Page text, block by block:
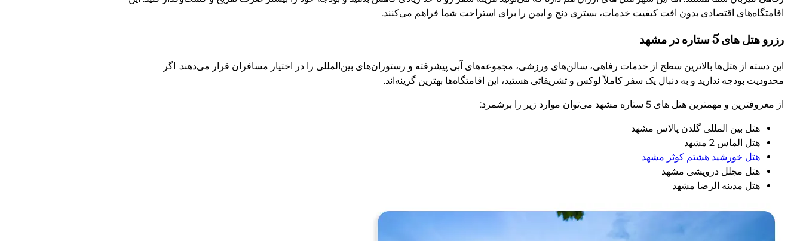
اقامتگاه‌های اقتصادی بدون افت کیفیت خدمات، بستری دنج و ایمن را برای استراحت شما فراهم می‌کنند.
رزرو هتل های 5 ستاره در مشهد
این دسته از هتل‌ها بالاترین سطح از خدمات رفاهی، سالن‌های ورزشی، مجموعه‌های آبی پیشرفته و رستوران‌های بین‌المللی را در اختیار مسافران قرار می‌دهند. اگر
محدودیت بودجه ندارید و به دنبال یک سفر کاملاً لوکس و تشریفاتی هستید، این اقامتگاه‌ها بهترین گزینه‌اند.
از معروفترین و مهمترین هتل های 5 ستاره مشهد می‌توان موارد زیر را برشمرد:
هتل بین المللی گلدن پالاس مشهد
هتل الماس 2 مشهد
هتل خورشید هشتم کوثر مشهد
هتل مجلل درویشی مشهد
هتل مدینه الرضا مشهد